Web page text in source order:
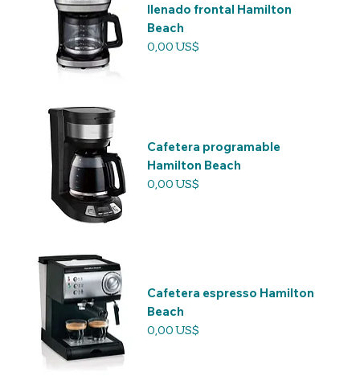
llenado frontal Hamilton
Beach
Precio
0,00 US$
Cafetera programable
Hamilton Beach
Precio
0,00 US$
Cafetera espresso Hamilton
Beach
Precio
0,00 US$